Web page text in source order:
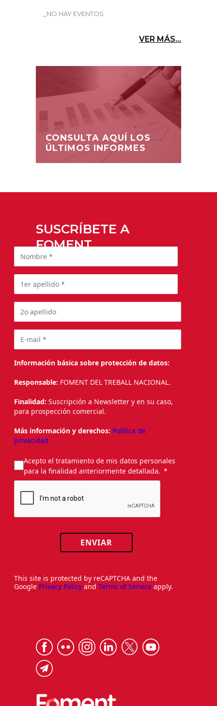
_NO HAY EVENTOS
VER MÁS...
CONSULTA AQUÍ LOS
ÚLTIMOS INFORMES
SUSCRÍBETE A
FOMENT
Información básica sobre protección de datos:
Responsable: FOMENT DEL TREBALL NACIONAL.
Finalidad: Suscripción a Newsletter y en su caso,
para prospección comercial.
Más información y derechos: Política de
privacidad.
Acepto el tratamiento de mis datos personales
para la finalidad anteriormente detallada.
ENVIAR
This site is protected by reCAPTCHA and the
Google Privacy Policy and Terms of Service apply.